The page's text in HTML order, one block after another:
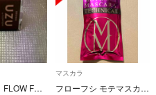
フローフシ｜FLOW FUSHI UZU ウズ MOTE MASCARA モテマ
マスカラ
フローフシ モテマスカラ TECHNICAL 02 ブーストプライマー ネイビー